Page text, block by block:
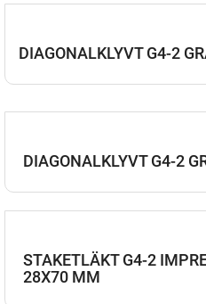
DIAGONALKLYVT G4-2
DIAGONALKLYVT G4-2
STAKETLÄKT G4-2
28X70 MM